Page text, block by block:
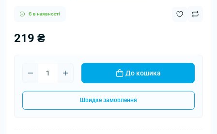
Є в наявності
219 ₴
До кошика
Швидке замовлення